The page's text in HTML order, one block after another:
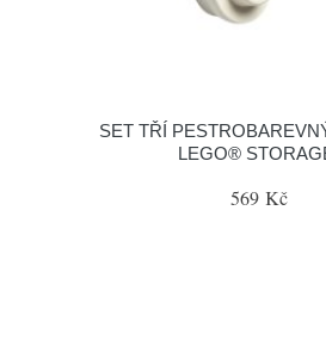
SET TŘÍ
LEGO®
569 Kč